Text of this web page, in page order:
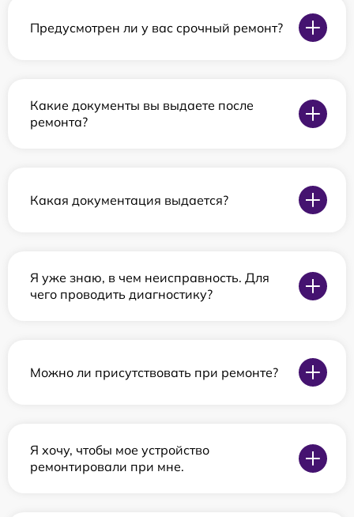
Предусмотрен ли у вас срочный ремонт?
Какие документы вы выдаете после
ремонта?
Какая документация выдается?
Я уже знаю, в чем неисправность. Для
чего проводить диагностику?
Можно ли присутствовать при ремонте?
Я хочу, чтобы мое устройство
ремонтировали при мне.